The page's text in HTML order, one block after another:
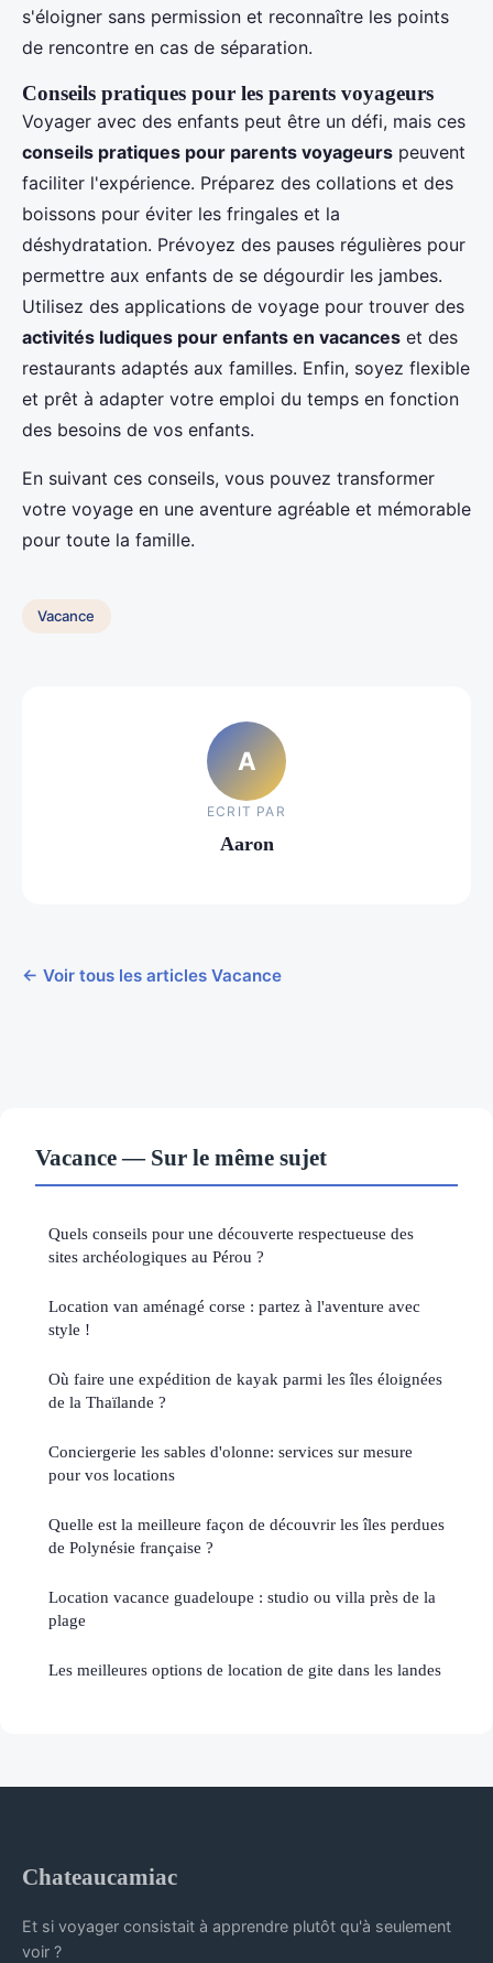
s'éloigner sans permission et reconnaître les points
de rencontre en cas de séparation.
Conseils pratiques pour les parents voyageurs
Voyager avec des enfants peut être un défi, mais ces
conseils pratiques pour parents voyageurs peuvent
faciliter l'expérience. Préparez des collations et des
boissons pour éviter les fringales et la
déshydratation. Prévoyez des pauses régulières pour
permettre aux enfants de se dégourdir les jambes.
Utilisez des applications de voyage pour trouver des
activités ludiques pour enfants en vacances et des
restaurants adaptés aux familles. Enfin, soyez flexible
et prêt à adapter votre emploi du temps en fonction
des besoins de vos enfants.
En suivant ces conseils, vous pouvez transformer
votre voyage en une aventure agréable et mémorable
pour toute la famille.
Vacance
A
ECRIT PAR
Aaron
← Voir tous les articles Vacance
Vacance — Sur le même sujet
Quels conseils pour une découverte respectueuse des
sites archéologiques au Pérou ?
Location van aménagé corse : partez à l'aventure avec
style !
Où faire une expédition de kayak parmi les îles éloignées
de la Thaïlande ?
Conciergerie les sables d'olonne: services sur mesure
pour vos locations
Quelle est la meilleure façon de découvrir les îles perdues
de Polynésie française ?
Location vacance guadeloupe : studio ou villa près de la
plage
Les meilleures options de location de gite dans les landes
Chateaucamiac
Et si voyager consistait à apprendre plutôt qu'à seulement
voir ?